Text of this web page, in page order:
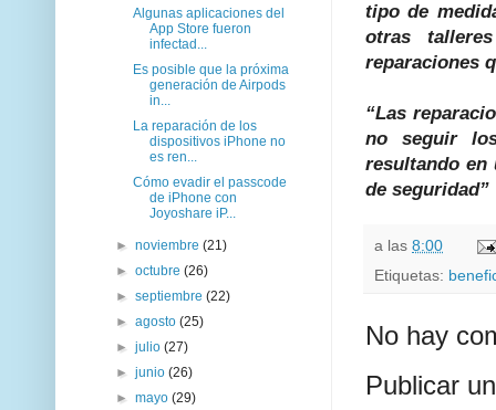
tipo de
otras
reparaciones
“Las
no seguir
resultando
de seguridad”
a las 8:00
Etiquetas:
No hay
Publicar
Algunas aplicaciones del
App Store fueron
infectad...
Es posible que la próxima
generación de Airpods
in...
La reparación de los
dispositivos iPhone no
es ren...
Cómo evadir el passcode
de iPhone con
Joyoshare iP...
►noviembre(21)
►octubre(26)
►septiembre(22)
►agosto(25)
►julio(27)
►junio(26)
►mayo(29)